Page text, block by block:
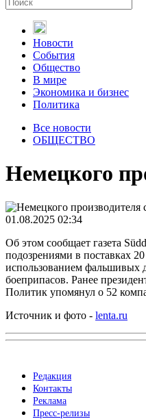
Новости
События
Общество
В мире
Экономика и бизнес
Политика
Все новости
ОБЩЕСТВО
Немецкого
01.08.2025 02:34
Об этом сообщает газета
подозрениями в поставках
использованием фальшивых
боеприпасов. Ранее
Политик упомянул о 52
Источник и фото - lenta.ru
Редакция
Контакты
Реклама
Пресс-релизы